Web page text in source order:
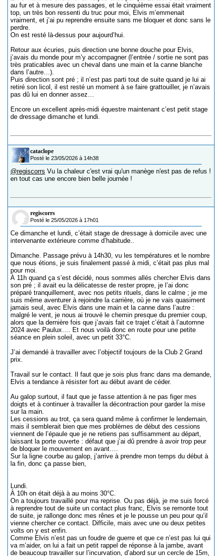
au fur et à mesure des passages, et le cinquième essai était vraiment
top, un très bon ressenti du truc pour moi, Elvis m’emmenait
vraiment, et j’ai pu reprendre ensuite sans me bloquer et donc sans le
perdre.
On est resté là-dessus pour aujourd’hui.
Retour aux écuries, puis direction une bonne douche pour Elvis,
j’avais du monde pour m’y accompagner (l’entrée / sortie ne sont pas
très praticables avec un cheval dans une main et la canne blanche
dans l’autre…).
Puis direction sont pré ; il n’est pas parti tout de suite quand je lui ai
retiré son licol, il est resté un moment à se faire grattouiller, je n’avais
pas dû lui en donner assez…
Encore un excellent après-midi équestre maintenant c’est petit stage
de dressage dimanche et lundi.
cataclope
Posté le 23/05/2026 à 14h38
@regiscorrs Vu la chaleur c'est vrai qu'un manège n'est pas de refus !
en tout cas une encore bien belle journée !
regiscorrs
Posté le 25/05/2026 à 17h01
Ce dimanche et lundi, c’était stage de dressage à domicile avec une
intervenante extérieure comme d’habitude..
Dimanche. Passage prévu à 14h30, vu les températures et le nombre
que nous étions, je suis finalement passé à midi, c’était pas plus mal
pour moi.
À 11h quand ça s’est décidé, nous sommes allés chercher Elvis dans
son pré ; il avait eu la délicatesse de rester propre, je l’ai donc
préparé tranquillement, avec nos petits rituels, dans le calme ; je me
suis même aventurer à rejoindre la carrière, où je ne vais quasiment
jamais seul, avec Elvis dans une main et la canne dans l’autre :
malgré le vent, je nous ai trouvé le chemin presque du premier coup,
alors que la dernière fois que j’avais fait ce trajet c’était à l’automne
2024 avec Paulux…. Et nous voilà donc en route pour une petite
séance en plein soleil, avec un petit 33°C.
J’ai demandé à travailler avec l’objectif toujours de la Club 2 Grand
prix.
Travail sur le contact. Il faut que je sois plus franc dans ma demande,
Elvis a tendance à résister fort au début avant de céder.
Au galop surtout, il faut que je fasse attention à ne pas figer mes
doigts et à continuer à travailler la décontraction pour garder la mise
sur la main.
Les cessions au trot, ça sera quand même à confirmer le lendemain,
mais il semblerait bien que mes problèmes de début des cessions
viennent de l’épaule que je ne retiens pas suffisamment au départ,
laissant la porte ouverte : défaut que j’ai dû prendre à avoir trop peur
de bloquer le mouvement en avant….
Sur la ligne courbe au galop, j’arrive à prendre mon temps du début à
la fin, donc ça passe bien,
Lundi.
À 10h on était déjà à au moins 30°C.
On a toujours travaillé pour ma reprise. Ou pas déjà, je me suis forcé
à reprendre tout de suite un contact plus franc, Elvis se remonte tout
de suite, je rallonge donc mes rênes et je le pousse un peu pour qu’il
vienne chercher ce contact. Difficile, mais avec une ou deux petites
volts on y est enfin.
Comme Elvis n’est pas un foudre de guerre et que ce n’est pas lui qui
va m’aider, on lui a fait un petit rappel de réponse à la jambe, avant
de beaucoup travailler sur l’incurvation, d’abord sur un cercle de 15m,